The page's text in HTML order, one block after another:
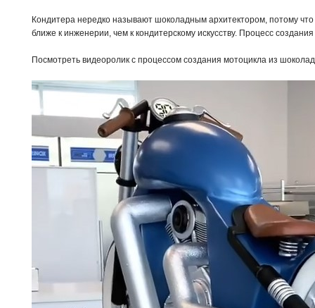
Кондитера нередко называют шоколадным архитектором, потому
ближе к инженерии, чем к кондитерскому искусству. Процесс
Посмотреть видеоролик с процессом создания мотоцикла из